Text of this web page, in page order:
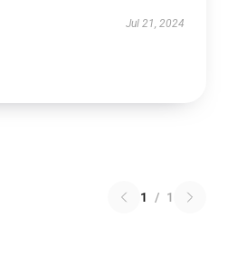
Jul 21, 2024
1 / 1